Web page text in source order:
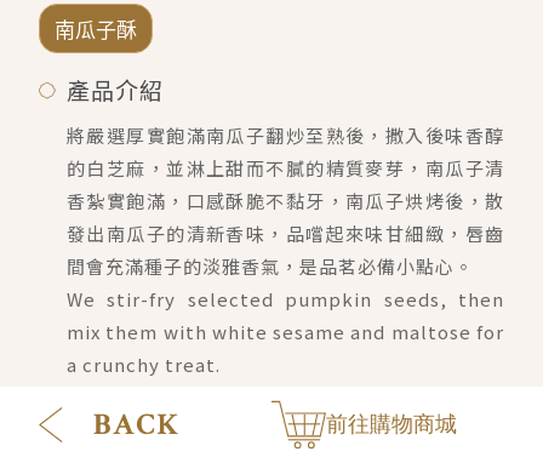
Site by 很好設計 Goods Design
南瓜子酥
產品介紹
將嚴選厚實飽滿南瓜子翻炒至熟後，撒入後味香醇
的白芝麻，並淋上甜而不膩的精質麥芽，南瓜子清
香紮實飽滿，口感酥脆不黏牙，南瓜子烘烤後，散
發出南瓜子的清新香味，品嚐起來味甘細緻，唇齒
間會充滿種子的淡雅香氣，是品茗必備小點心。
We stir-fry selected pumpkin seeds, then
mix them with white sesame and maltose for
a crunchy treat.
成份查詢請點擊我
前往購物商城